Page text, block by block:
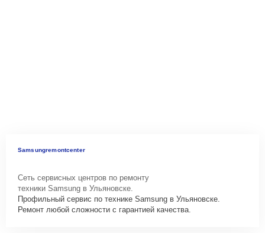
Samsungremontcenter
Сеть сервисных центров по ремонту
техники Samsung в Ульяновске.
Профильный сервис по технике Samsung в Ульяновске.
Ремонт любой сложности с гарантией качества.